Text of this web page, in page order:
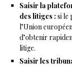
Saisir la
des litiges : si le
l’Union
d’obtenir
litige.
Saisir les